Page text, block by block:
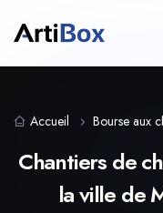
Accueil Bourse aux
Chantiers de
la ville de